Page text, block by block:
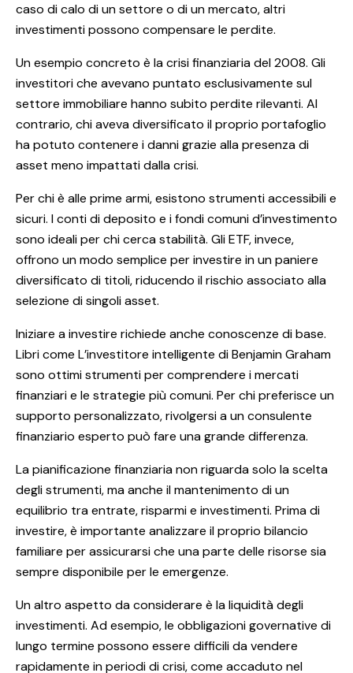
caso di calo di un settore o di un mercato, altri
investimenti possono compensare le perdite.
Un esempio concreto è la crisi finanziaria del 2008. Gli
investitori che avevano puntato esclusivamente sul
settore immobiliare hanno subito perdite rilevanti. Al
contrario, chi aveva diversificato il proprio portafoglio
ha potuto contenere i danni grazie alla presenza di
asset meno impattati dalla crisi.
Per chi è alle prime armi, esistono strumenti accessibili e
sicuri. I conti di deposito e i fondi comuni d’investimento
sono ideali per chi cerca stabilità. Gli ETF, invece,
offrono un modo semplice per investire in un paniere
diversificato di titoli, riducendo il rischio associato alla
selezione di singoli asset.
Iniziare a investire richiede anche conoscenze di base.
Libri come L’investitore intelligente di Benjamin Graham
sono ottimi strumenti per comprendere i mercati
finanziari e le strategie più comuni. Per chi preferisce un
supporto personalizzato, rivolgersi a un consulente
finanziario esperto può fare una grande differenza.
La pianificazione finanziaria non riguarda solo la scelta
degli strumenti, ma anche il mantenimento di un
equilibrio tra entrate, risparmi e investimenti. Prima di
investire, è importante analizzare il proprio bilancio
familiare per assicurarsi che una parte delle risorse sia
sempre disponibile per le emergenze.
Un altro aspetto da considerare è la liquidità degli
investimenti. Ad esempio, le obbligazioni governative di
lungo termine possono essere difficili da vendere
rapidamente in periodi di crisi, come accaduto nel